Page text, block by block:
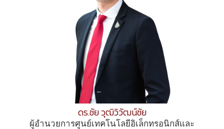
ดร.ชัย วุฒิวิวัฒน์ชัย
ผู้อำนวยการศูนย์เทคโนโลยีอิเล็กทรอนิกส์และ